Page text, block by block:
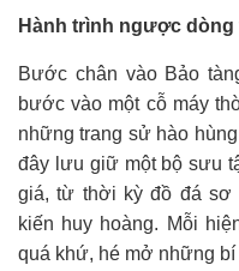
Hành trình ngược dòng
Bước chân vào Bảo
bước vào một cỗ máy
những trang sử hào
đây lưu giữ một bộ sưu
giá, từ thời kỳ đồ đá sơ
kiến huy hoàng. Mỗi
quá khứ, hé mở những